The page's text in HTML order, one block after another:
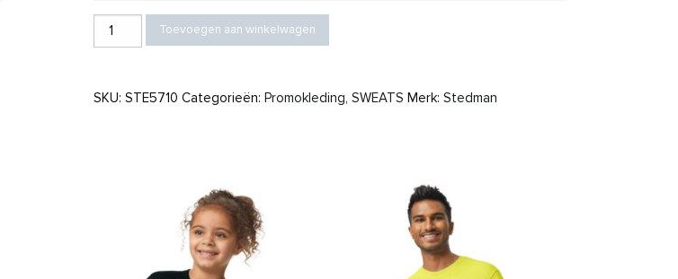
Stedman Sweater Hooded Zip for her aantal
Toevoegen aan winkelwagen
SKU: STE5710 Categorieën: Promokleding SWEATS Merk: Stedman